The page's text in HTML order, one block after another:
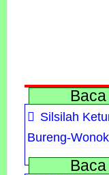
Silsilah
Bureng-